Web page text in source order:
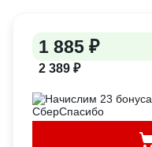
1 885 ₽
2 389 ₽
Начислим 23 бонуса